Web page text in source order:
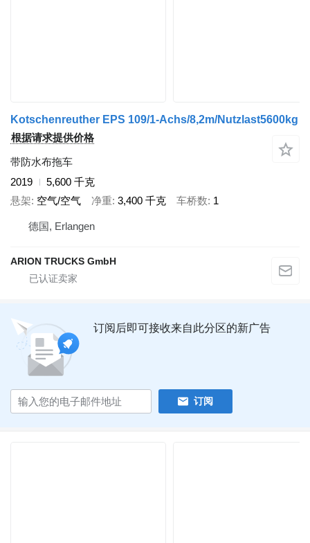
Kotschenreuther EPS 109/1-Achs/8,2m/Nutzlast5600kg
根据请求提供价格
带防水布拖车
2019
5,600 千克
悬架 空气/空气 净重 3,400 千克 车桥数 1
德国, Erlangen
ARION TRUCKS GmbH
订阅后即可接收来自此分区的新广告
订阅